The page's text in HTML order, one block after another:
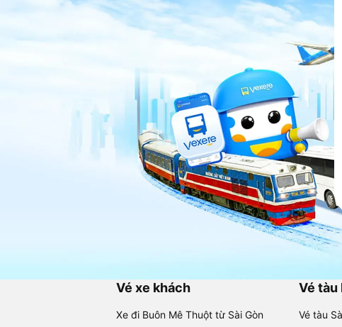
Vé xe khách
Xe đi Buôn Mê Thuột từ Sài Gòn
Vé tàu
Vé tàu